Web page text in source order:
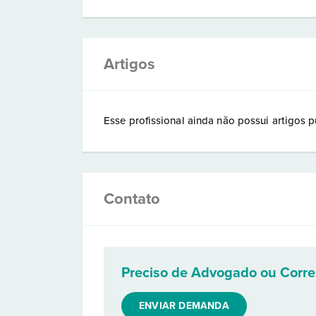
Artigos
Esse profissional ainda não possui artigos
Contato
Preciso de Advogado ou
ENVIAR DEMANDA